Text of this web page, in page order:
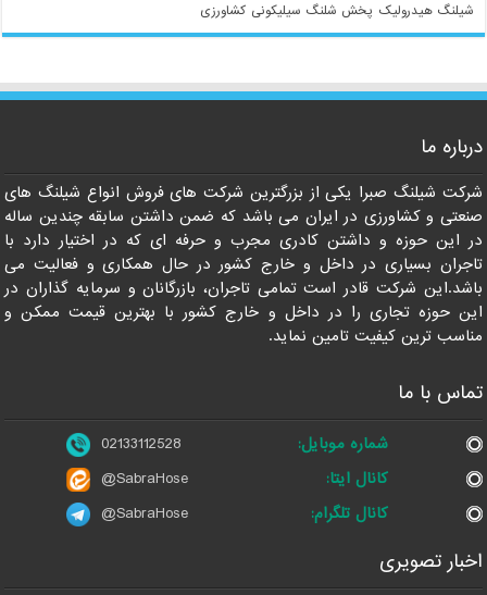
شیلنگ هیدرولیک پخش شلنگ سیلیکونی کشاورزی
درباره ما
شرکت شیلنگ صبرا یکی از بزرگترین شرکت های فروش انواع شیلنگ های
صنعتی و کشاورزی در ایران می باشد که ضمن داشتن سابقه چندین ساله
در این حوزه و داشتن کادری مجرب و حرفه ای که در اختیار دارد با
تاجران بسیاری در داخل و خارج کشور در حال همکاری و فعالیت می
باشد.این شرکت قادر است تمامی تاجران، بازرگانان و سرمایه گذاران در
این حوزه تجاری را در داخل و خارج کشور با بهترین قیمت ممکن و
مناسب ترین کیفیت تامین نماید.
تماس با ما
شماره موبایل:
02133112528
کانال ایتا:
@SabraHose
کانال تلگرام:
@SabraHose
اخبار تصویری